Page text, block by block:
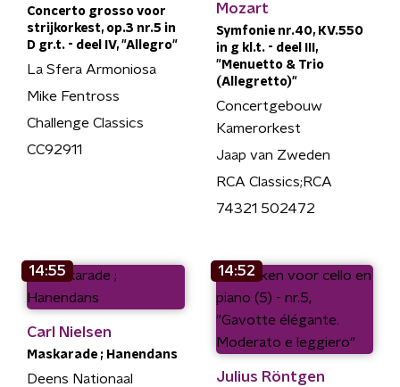
Concerto grosso voor
strijkorkest, op.3 nr.5 in
D gr.t. - deel IV, "Allegro"
La Sfera Armoniosa
Mike Fentross
Challenge Classics
CC92911
Mozart
Symfonie nr.40, KV.550
in g kl.t. - deel III,
"Menuetto & Trio
(Allegretto)"
Concertgebouw
Kamerorkest
Jaap van Zweden
RCA Classics;RCA
74321 502472
14:55
Carl Nielsen
Maskarade ; Hanendans
Deens Nationaal
14:52
Julius Röntgen